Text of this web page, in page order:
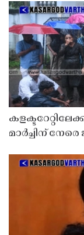
മാർച്ചിന്